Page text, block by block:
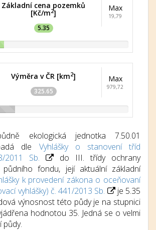
Základní cena pozemků
[Kč/m2]
5.35
Max
19,79
Výměra v ČR [km2]
325.65
Max
979,72
ekologická jednotka 7.50.01
dle Vyhlášky o stanovení tříd
2011 Sb.
do III. třídy ochrany
půdního fondu, její aktuální základní
k provedení zákona o oceňovaní
vyhlášky) č. 441/2013 Sb.
je 5.35
výnosnost této půdy je na stupnici
hodnotou 35. Jedná se o velmi
půdy.